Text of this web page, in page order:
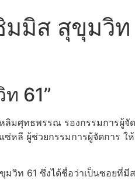
มิส สุขุมวิท
61”
ศุทธพรรณ รองกรรมการผู้จั
หลี ผู้ช่วยกรรมการผู้จัดการ
วิท 61 ซึ่งได้ชื่อว่าเป็นซอยที่